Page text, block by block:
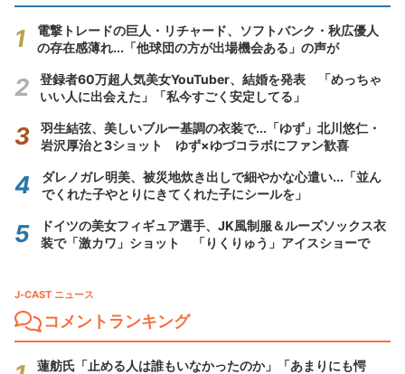
電撃トレードの巨人・リチャード、ソフトバンク・秋広優人
の存在感薄れ...「他球団の方が出場機会ある」の声が
登録者60万超人気美女YouTuber、結婚を発表 「めっちゃ
いい人に出会えた」「私今すごく安定してる」
羽生結弦、美しいブルー基調の衣装で...「ゆず」北川悠仁・
岩沢厚治と3ショット ゆず×ゆづコラボにファン歓喜
ダレノガレ明美、被災地炊き出しで細やかな心遣い...「並ん
でくれた子やとりにきてくれた子にシールを」
ドイツの美女フィギュア選手、JK風制服＆ルーズソックス衣
装で「激カワ」ショット 「りくりゅう」アイスショーで
J-CAST ニュース
コメントランキング
蓮舫氏「止める人は誰もいなかったのか」「あまりにも愕